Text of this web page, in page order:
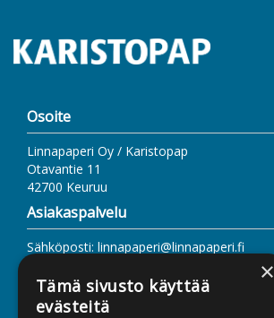
Osoite
Linnapaperi Oy / Karistopap
Otavantie 11
42700 Keuruu
Asiakaspalvelu
Sähköposti: linnapaperi@linnapaperi.fi
Lisätietoa
×
Tämä sivusto käyttää
evästeitä